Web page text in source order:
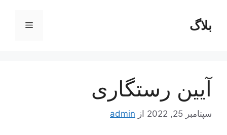
محتوابلاگ فهرست
آیین رستگاری
سپتامبر 25, 2022 از admin